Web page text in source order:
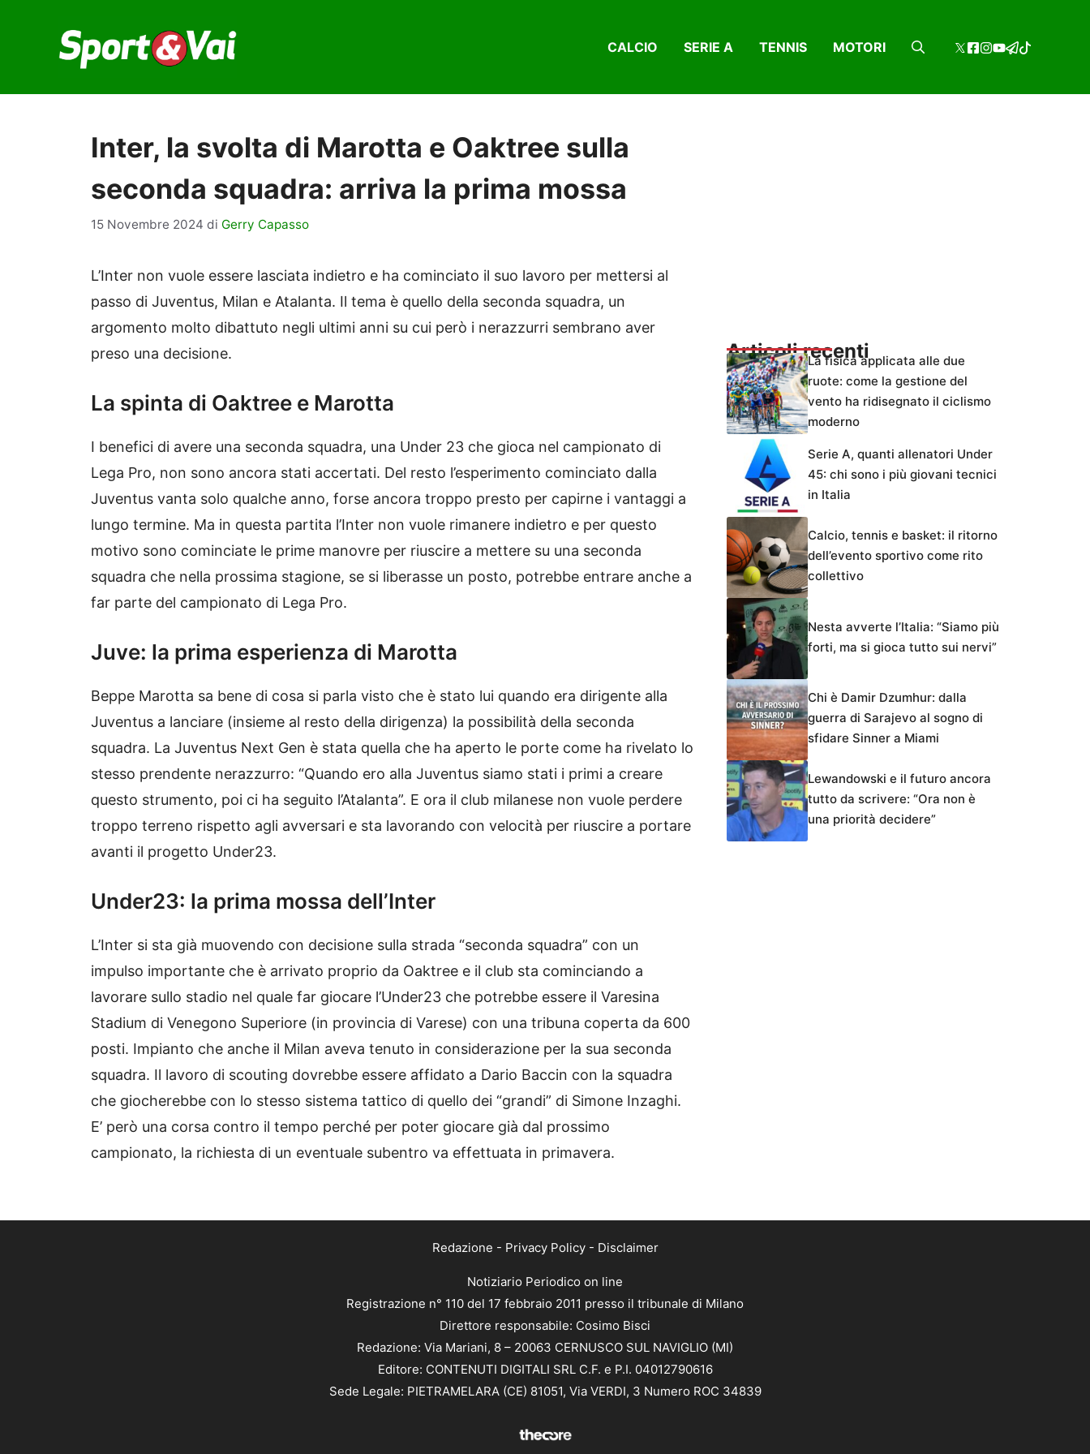
contenuto
CALCIO SERIE A TENNIS MOTORI
Inter, la svolta di Marotta e Oaktree sulla
seconda squadra: arriva la prima mossa
15 Novembre 2024 di Gerry Capasso
L’Inter non vuole essere lasciata indietro e ha cominciato il suo lavoro per mettersi al
passo di Juventus, Milan e Atalanta. Il tema è quello della seconda squadra, un
argomento molto dibattuto negli ultimi anni su cui però i nerazzurri sembrano aver
preso una decisione.
La spinta di Oaktree e Marotta
I benefici di avere una seconda squadra, una Under 23 che gioca nel campionato di
Lega Pro, non sono ancora stati accertati. Del resto l’esperimento cominciato dalla
Juventus vanta solo qualche anno, forse ancora troppo presto per capirne i vantaggi a
lungo termine. Ma in questa partita l’Inter non vuole rimanere indietro e per questo
motivo sono cominciate le prime manovre per riuscire a mettere su una seconda
squadra che nella prossima stagione, se si liberasse un posto, potrebbe entrare anche a
far parte del campionato di Lega Pro.
Juve: la prima esperienza di Marotta
Beppe Marotta sa bene di cosa si parla visto che è stato lui quando era dirigente alla
Juventus a lanciare (insieme al resto della dirigenza) la possibilità della seconda
squadra. La Juventus Next Gen è stata quella che ha aperto le porte come ha rivelato lo
stesso prendente nerazzurro: “Quando ero alla Juventus siamo stati i primi a creare
questo strumento, poi ci ha seguito l’Atalanta”. E ora il club milanese non vuole perdere
troppo terreno rispetto agli avversari e sta lavorando con velocità per riuscire a portare
avanti il progetto Under23.
Under23: la prima mossa dell’Inter
L’Inter si sta già muovendo con decisione sulla strada “seconda squadra” con un
impulso importante che è arrivato proprio da Oaktree e il club sta cominciando a
lavorare sullo stadio nel quale far giocare l’Under23 che potrebbe essere il Varesina
Stadium di Venegono Superiore (in provincia di Varese) con una tribuna coperta da 600
posti. Impianto che anche il Milan aveva tenuto in considerazione per la sua seconda
squadra. Il lavoro di scouting dovrebbe essere affidato a Dario Baccin con la squadra
che giocherebbe con lo stesso sistema tattico di quello dei “grandi” di Simone Inzaghi.
E’ però una corsa contro il tempo perché per poter giocare già dal prossimo
campionato, la richiesta di un eventuale subentro va effettuata in primavera.
Articoli recentiLa fisica applicata alle due
ruote: come la gestione del
vento ha ridisegnato il ciclismo
moderno
Serie A, quanti allenatori Under
45: chi sono i più giovani tecnici
in Italia
Calcio, tennis e basket: il ritorno
dell’evento sportivo come rito
collettivo
Nesta avverte l’Italia: “Siamo più
forti, ma si gioca tutto sui nervi”
Chi è Damir Dzumhur: dalla
guerra di Sarajevo al sogno di
sfidare Sinner a Miami
Lewandowski e il futuro ancora
tutto da scrivere: “Ora non è
una priorità decidere”
Redazione - Privacy Policy- Disclaimer
Notiziario Periodico on line
Registrazione n° 110 del 17 febbraio 2011 presso il tribunale di Milano
Direttore responsabile: Cosimo Bisci
Redazione: Via Mariani, 8 – 20063 CERNUSCO SUL NAVIGLIO (MI)
Editore: CONTENUTI DIGITALI SRL C.F. e P.I. 04012790616
Sede Legale: PIETRAMELARA (CE) 81051, Via VERDI, 3 Numero ROC 34839